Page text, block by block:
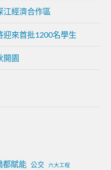
江經濟合作區
迎來首批1200名學生
開園
都賦能 公交 六大工程